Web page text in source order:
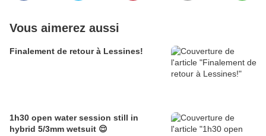
Vous aimerez aussi
Finalement de retour à Lessines!
1h30 open water session still in
hybrid 5/3mm wetsuit 😌